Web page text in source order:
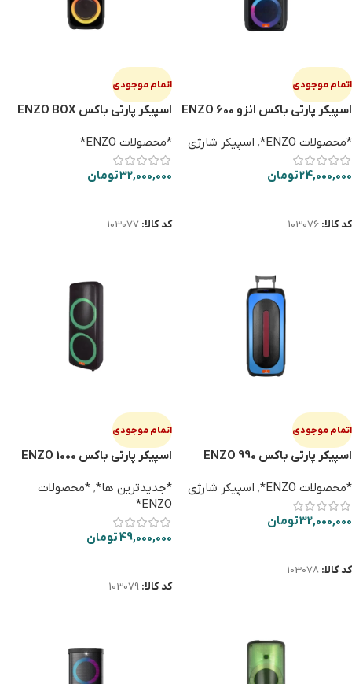
اتمام موجودی
اسپیکر پارتی باکس انزو ENZO 600
*محصولات ENZO* , اسپیکر شارژی
24,000,000تومان
کد کالا: 103076
اتمام موجودی
اسپیکر پارتی باکس ENZO BOX
*محصولات ENZO*
32,000,000تومان
کد کالا: 103077
اتمام موجودی
اسپیکر پارتی باکس ENZO 990
*محصولات ENZO* , اسپیکر شارژی
32,000,000تومان
کد کالا: 103078
اتمام موجودی
اسپیکر پارتی باکس ENZO 1000
*جدیدترین ها*, *محصولات
ENZO*
49,000,000تومان
کد کالا: 103079